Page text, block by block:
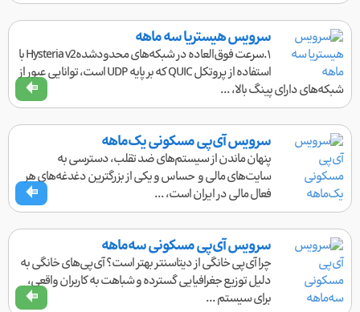
سرویس هیستریا سه ماهه
۱.سرعت فوق‌العاده در شبکه‌های محدودشدهHysteria v2 با
استفاده از پروتکل QUIC که بر پایه UDP است، توانایی عبور از
شبکه‌های دارای پینگ بالا، ...
سرویس آی‌پی مسکونی یک‌ماهه
پنهان ماندن از سیستم‌های ضد تقلب، دسترسی به
سایت‌های مالی و حساس و یکی از بزرگترین دغدغه‌های هر
فعال مالی در ایران است، ...
سرویس آی‌پی مسکونی سه‌ماهه
چرا آی‌پی خانگی از دیتاسنتر بهتر است؟ آی‌پی‌های خانگی به
دلیل توزیع جغرافیایی گسترده و شباهت به کاربران واقعی،
برای سیستم ...